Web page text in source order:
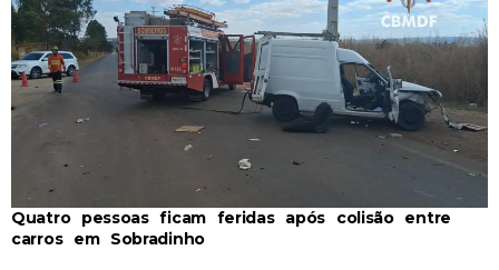
Quatro pessoas ficam feridas após colisão entre
carros em Sobradinho